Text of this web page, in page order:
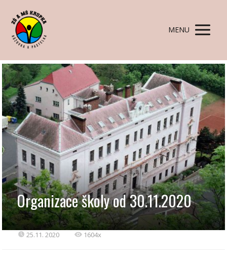
MENU
Organizace školy od 30.11.2020
25.11. 2020 1604x